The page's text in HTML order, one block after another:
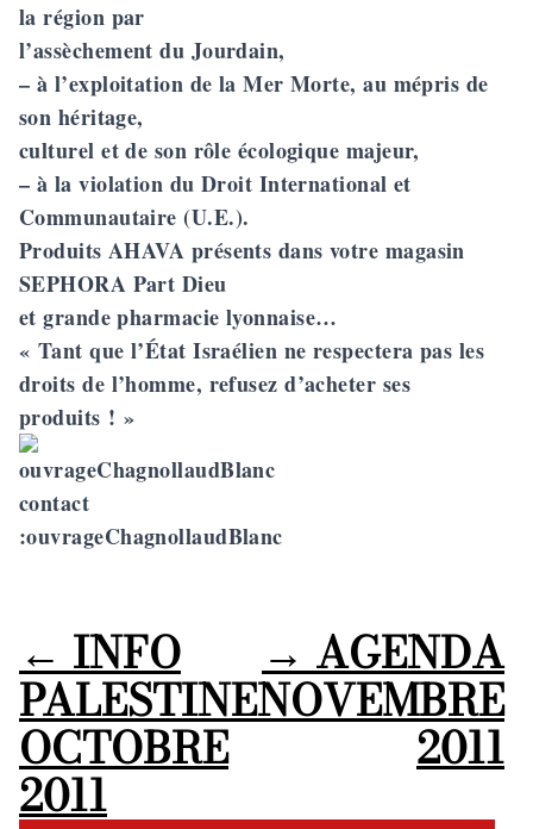
la région par
l’assèchement du Jourdain,
– à l’exploitation de la Mer Morte, au mépris de
son héritage,
culturel et de son rôle écologique majeur,
– à la violation du Droit International et
Communautaire (U.E.).
Produits AHAVA présents dans votre magasin
SEPHORA Part Dieu
et grande pharmacie lyonnaise…
« Tant que l’État Israélien ne respectera pas les
droits de l’homme, refusez d’acheter ses
produits ! »
contact
:ouvrageChagnollaudBlanc
←INFO
PALESTINE
OCTOBRE
2011
→AGENDA
NOVEMBRE
2011